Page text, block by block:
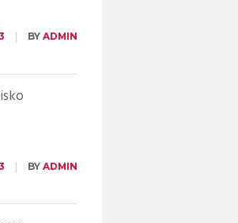
BY ADMIN
BY ADMIN